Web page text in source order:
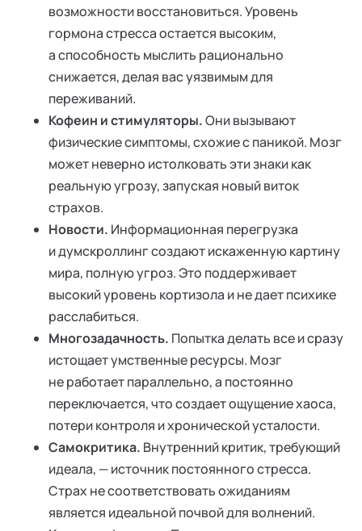
возможности восстановиться. Уровень
гормона стресса остается высоким,
а способность мыслить рационально
снижается, делая вас уязвимым для
переживаний.
Кофеин и стимуляторы.Они вызывают
физические симптомы, схожие с паникой. Мозг
может неверно истолковать эти знаки как
реальную угрозу, запуская новый виток
страхов.
Новости. Информационная перегрузка
и думскроллинг создают искаженную картину
мира, полную угроз. Это поддерживает
высокий уровень кортизола и не дает психике
расслабиться.
Многозадачность. Попытка делать все и сразу
истощает умственные ресурсы. Мозг
не работает параллельно, а постоянно
переключается, что создает ощущение хаоса,
потери контроля и хронической усталости.
Самокритика. Внутренний критик, требующий
идеала, — источник постоянного стресса.
Страх не соответствовать ожиданиям
является идеальной почвой для волнений.